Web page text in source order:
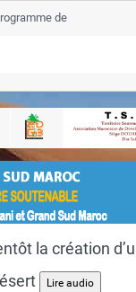
rehabilitation post-
renforce l’aerien a
: Transavia renforce
la création